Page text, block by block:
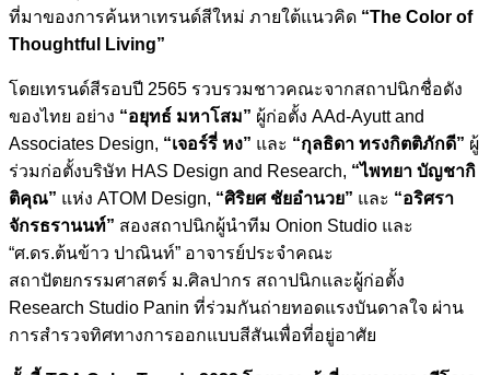
ที่มาของการค้นหาเทรนด์สีใหม่ ภายใต้แนวคิด “The Color of
Thoughtful Living”
โดยเทรนด์สีรอบปี 2565 รวบรวมชาวคณะจากสถาปนิกชื่อดัง
ของไทย อย่าง “อยุทธ์ มหาโสม” ผู้ก่อตั้ง AAd-Ayutt and
Associates Design, “เจอร์รี่ หง” และ “กุลธิดา ทรงกิตติภักดี” ผู้
ร่วมก่อตั้งบริษัท HAS Design and Research, “ไพทยา บัญชากิ
ติคุณ” แห่ง ATOM Design, “ศิริยศ ชัยอำนวย” และ “อริศรา
จักรธรานนท์” สองสถาปนิกผู้นำทีม Onion Studio และ
“ศ.ดร.ต้นข้าว ปาณินท์” อาจารย์ประจำคณะ
สถาปัตยกรรมศาสตร์ ม.ศิลปากร สถาปนิกและผู้ก่อตั้ง
Research Studio Panin ที่ร่วมกันถ่ายทอดแรงบันดาลใจ ผ่าน
การสำรวจทิศทางการออกแบบสีสันเพื่อที่อยู่อาศัย